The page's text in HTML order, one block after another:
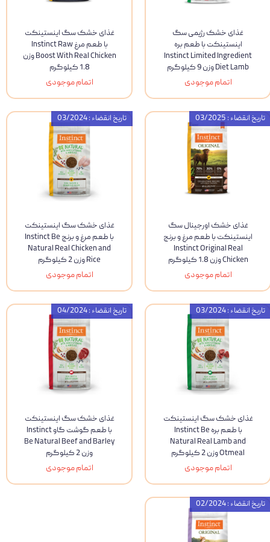
غذای خشک رژیمی سگ
اینستینکت با طعم بره
Instinct Limited Ingredient
Diet Lamb وزن 9 کیلوگرم
اتمام موجودی
غذای خشک سگ اینستینکت
با طعم مرغ Instinct Raw
Boost With Real Chicken وزن
1.8 کیلوگرم
اتمام موجودی
غذای خشک اورجینال سگ
اینستینکت با طعم مرغ و برنج
Instinct Original Real
Chicken وزن 1.8 کیلوگرم
اتمام موجودی
تاریخ انقضاء : 03/2025
غذای خشک سگ اینستینکت
با طعم مرغ و برنج Instinct Be
Natural Real Chicken and
Rice وزن 2 کیلوگرم
اتمام موجودی
تاریخ انقضاء : 03/2024
غذای خشک سگ اینستینکت
با طعم بره Instinct Be
Natural Real Lamb and
Otmeal وزن 2 کیلوگرم
اتمام موجودی
تاریخ انقضاء : 03/2024
غذای خشک سگ اینستینکت
با طعم گوشت گاو Instinct
Be Natural Beef and Barley
وزن 2 کیلوگرم
اتمام موجودی
تاریخ انقضاء : 04/2024
تاریخ انقضاء : 02/2024